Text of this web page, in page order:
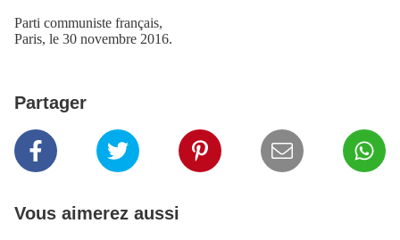
Parti communiste français,
Paris, le 30 novembre 2016.
Partager
Vous aimerez aussi